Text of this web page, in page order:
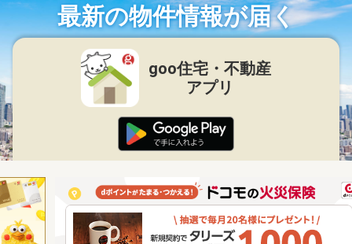
最新の物件情報が届く
goo住宅・不動産
アプリ